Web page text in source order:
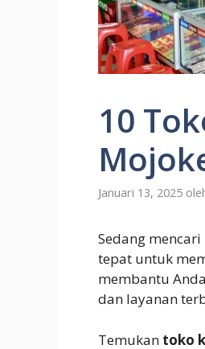
10
Januari 13, 2025
Sedang mencari
tepat untuk
membantu
dan layanan
Temukan toko